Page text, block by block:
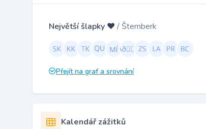
Největší šlapky ❤️ / Šternberk
Přejít na graf a srovnání
Kalendář zážitků